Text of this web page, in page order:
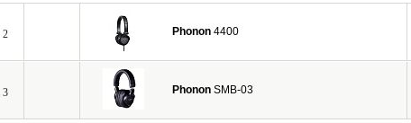
2 Phonon 4400
3 Phonon SMB-03